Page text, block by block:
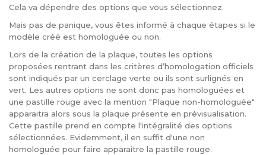
Cela va dépendre des options que vous sélectionnez.
Mais pas de panique, vous êtes informé à chaque étapes si le
modèle créé est homologuée ou non.
Lors de la création de la plaque, toutes les options
proposées rentrant dans les critères d’homologation officiels
sont indiqués par un cerclage verte ou ils sont surlignés en
vert. Les autres options ne sont donc pas homologuées et
une pastille rouge avec la mention "Plaque non-homologuée"
apparaitra alors sous la plaque présente en prévisualisation.
Cette pastille prend en compte l'intégralité des options
sélectionnées. Evidemment, il en suffit d'une non
homologuée pour faire apparaitre la pastille rouge.